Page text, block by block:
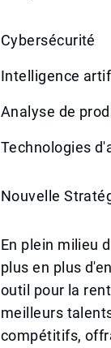
Cybersécurité
Intelligence
Analyse de
Technologies
Nouvelle
En plein milieu
plus en plus
outil pour la
meilleurs
compétitifs,